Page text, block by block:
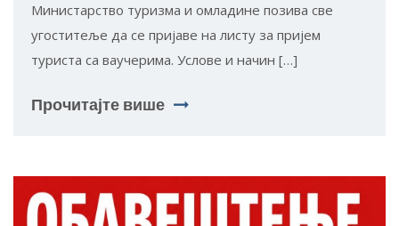
Министарство туризма и омладине позива све
угоститеље да се пријаве на листу за пријем
туриста са ваучерима. Услове и начин […]
Прочитајте више